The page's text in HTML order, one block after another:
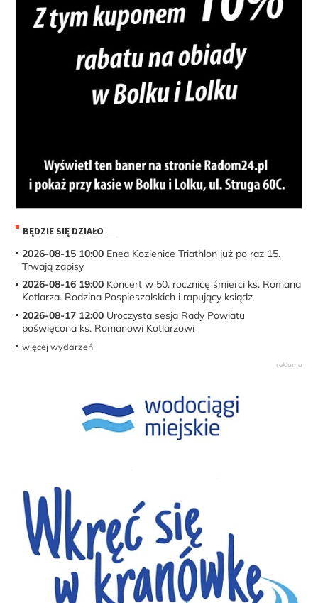
BĘDZIE SIĘ DZIAŁO
2026-08-15 10:00 Enea Kozienice Triathlon już po raz 15.
Trwają zapisy
2026-08-16 19:00 Koncert w 50. rocznicę śmierci ks. Romana
Kotlarza. Rodzina Pospieszalskich i rapujący ksiądz
2026-08-17 12:00 Uroczysta sesja Rady Powiatu
poświęcona ks. Romanowi Kotlarzowi
więcej wydarzeń